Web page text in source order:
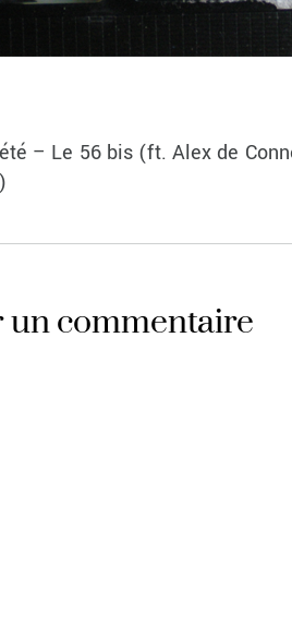
– Le 56 bis (ft. Alex de
commentaire